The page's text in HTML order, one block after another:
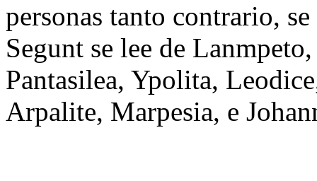
personas tanto contrario,
Segunt se lee de
Pantasilea, Ypolita,
Arpalite, Marpesia, e